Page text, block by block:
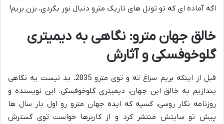
اگه آماده ای که تو تونل های تاریک مترو دنبال نور بگردی، بزن بریم!
خالق جهان مترو: نگاهی به دیمیتری
گلوخوفسکی و آثارش
قبل از اینکه بریم سراغ ته و توی مترو 2035، بد نیست یه نگاهی
بندازیم به خالق این جهان، دیمیتری گلوخوفسکی. این نویسنده و
روزنامه نگار روسی، کسیه که ایده جهان مترو رو اول بار سال ها
پیش تو سایتش منتشر کرد و از کاربرها خواست توی گسترش